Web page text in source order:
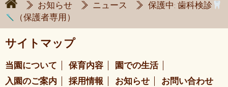
お知らせ ニュース
保護中: 歯科検診
（保護者専用）
サイトマップ
当園について 保育内容
園での生活
入園のご案内
採用情報 お知らせ お問い合わせ